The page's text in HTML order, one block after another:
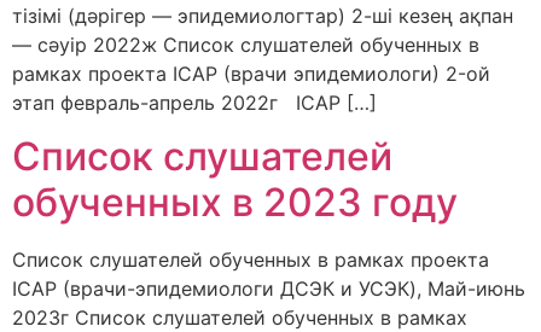
тізімі (дәрігер — эпидемиологтар) 2-ші кезең ақпан
— сәуір 2022ж Список слушателей обученных в
рамках проекта ICAP (врачи эпидемиологи) 2-ой
этап февраль-апрель 2022г ICAP […]
Список слушателей
обученных в 2023 году
Список слушателей обученных в рамках проекта
ICAP (врачи-эпидемиологи ДСЭК и УСЭК), Май-июнь
2023г Список слушателей обученных в рамках